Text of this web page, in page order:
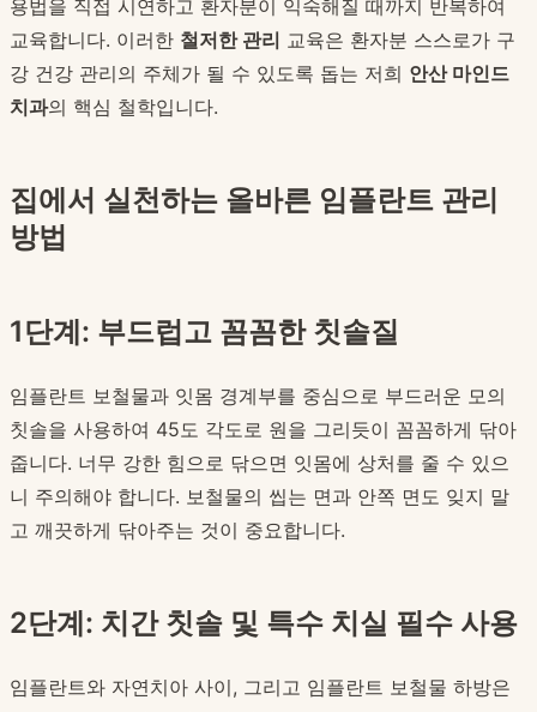
용법을 직접 시연하고 환자분이 익숙해질 때까지 반복하여
교육합니다. 이러한 철저한 관리 교육은 환자분 스스로가 구
강 건강 관리의 주체가 될 수 있도록 돕는 저희 안산 마인드
치과의 핵심 철학입니다.
집에서 실천하는 올바른 임플란트 관리
방법
1단계: 부드럽고 꼼꼼한 칫솔질
임플란트 보철물과 잇몸 경계부를 중심으로 부드러운 모의
칫솔을 사용하여 45도 각도로 원을 그리듯이 꼼꼼하게 닦아
줍니다. 너무 강한 힘으로 닦으면 잇몸에 상처를 줄 수 있으
니 주의해야 합니다. 보철물의 씹는 면과 안쪽 면도 잊지 말
고 깨끗하게 닦아주는 것이 중요합니다.
2단계: 치간 칫솔 및 특수 치실 필수 사용
임플란트와 자연치아 사이, 그리고 임플란트 보철물 하방은